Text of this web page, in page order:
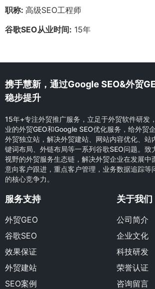
职称: 高级SEO工程师
谷歌SEO从业时间: 15年
携手慧新，通过Google SEO&外贸
稳步提升
15年+专注外贸推广服务，立足于外贸软件研发
业的外贸GEO和Google SEO优化服务，给外贸
外贸独立站，解决外贸建站、网站内容优化、站
键词布局、外链布局等一系列谷歌SEO问题。致
视野的外贸服务生态链，解决外贸企业在发展中
意向客户跟进，重点客户管理，业务数据追踪等
的核心竞争力。
服务支持
外贸GEO
谷歌SEO
效果保证
外贸建站
SEO案例
关于我们
公司简介
企业文化
科技研发
荣誉认证
咨询留言